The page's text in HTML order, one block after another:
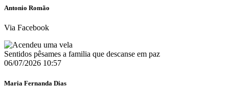
Antonio Romão
Via Facebook
Sentidos pêsames a familia que descanse em paz
06/07/2026 10:57
Maria Fernanda Dias